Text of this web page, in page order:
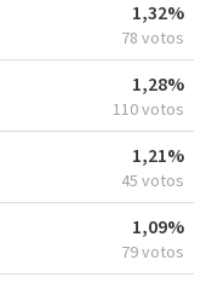
1,32%
78 votos
1,28%
110 votos
1,21%
45 votos
1,09%
79 votos